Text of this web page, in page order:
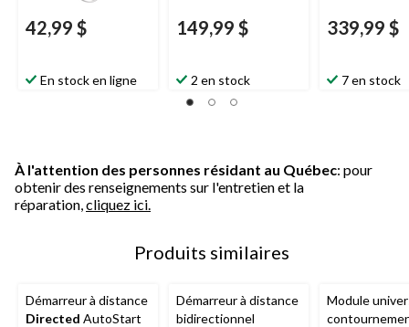
42,99 $
En stock en ligne
149,99 $
2 en stock
339,99 $
7 en stock
À l'attention des personnes résidant au Québec: pour
obtenir des renseignements sur l'entretien et la
réparation, cliquez ici.
Produits similaires
Démarreur à distance
Directed AutoStart
Démarreur à distance
bidirectionnel
Module